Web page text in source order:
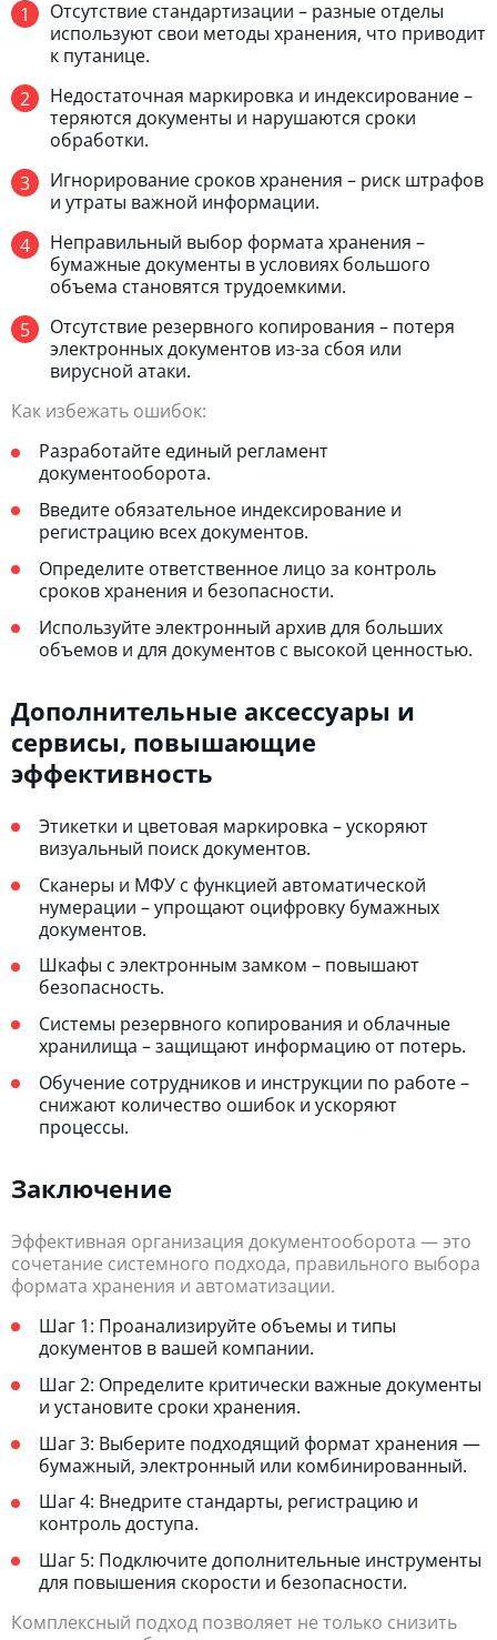
Отсутствие стандартизации – разные отделы
используют свои методы хранения, что приводит
к путанице.
Недостаточная маркировка и индексирование –
теряются документы и нарушаются сроки
обработки.
Игнорирование сроков хранения – риск штрафов
и утраты важной информации.
Неправильный выбор формата хранения –
бумажные документы в условиях большого
объема становятся трудоемкими.
Отсутствие резервного копирования – потеря
электронных документов из-за сбоя или
вирусной атаки.
Как избежать ошибок:
Разработайте единый регламент
документооборота.
Введите обязательное индексирование и
регистрацию всех документов.
Определите ответственное лицо за контроль
сроков хранения и безопасности.
Используйте электронный архив для больших
объемов и для документов с высокой ценностью.
Дополнительные аксессуары и
сервисы, повышающие
эффективность
Этикетки и цветовая маркировка – ускоряют
визуальный поиск документов.
Сканеры и МФУ с функцией автоматической
нумерации – упрощают оцифровку бумажных
документов.
Шкафы с электронным замком – повышают
безопасность.
Системы резервного копирования и облачные
хранилища – защищают информацию от потерь.
Обучение сотрудников и инструкции по работе –
снижают количество ошибок и ускоряют
процессы.
Заключение
Эффективная организация документооборота — это
сочетание системного подхода, правильного выбора
формата хранения и автоматизации.
Шаг 1: Проанализируйте объемы и типы
документов в вашей компании.
Шаг 2: Определите критически важные документы
и установите сроки хранения.
Шаг 3: Выберите подходящий формат хранения —
бумажный, электронный или комбинированный.
Шаг 4: Внедрите стандарты, регистрацию и
контроль доступа.
Шаг 5: Подключите дополнительные инструменты
для повышения скорости и безопасности.
Комплексный подход позволяет не только снизить